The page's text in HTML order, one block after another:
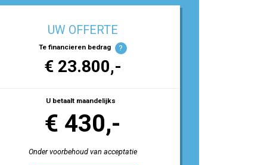
UW OFFERTE
Te financieren bedrag ?
€ 23.800,-
U betaalt maandelijks
€ 430,-
Onder voorbehoud van acceptatie